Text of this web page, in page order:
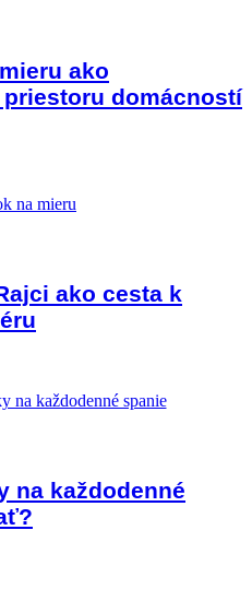
ako
domácností
ako cesta k
na každodenné